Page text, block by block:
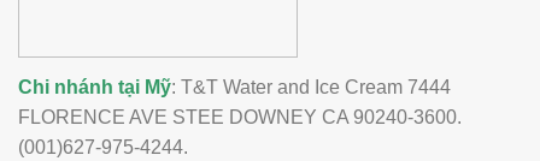
Chi nhánh tại Mỹ: T&T Water and Ice Cream 7444
FLORENCE AVE STEE DOWNEY CA 90240-3600.
(001)627-975-4244.